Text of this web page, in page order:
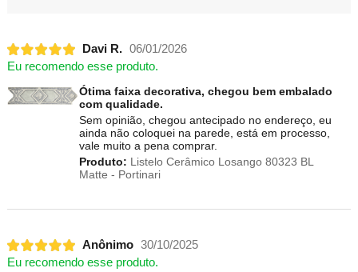
Davi R. 06/01/2026
Eu recomendo esse produto.
Ótima faixa decorativa, chegou bem embalado
com qualidade.
Sem opinião, chegou antecipado no endereço, eu
ainda não coloquei na parede, está em processo,
vale muito a pena comprar.
Produto: Listelo Cerâmico Losango 80323 BL
Matte - Portinari
Anônimo 30/10/2025
Eu recomendo esse produto.